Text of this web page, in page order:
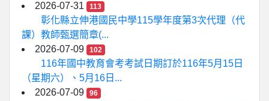
2026-07-31
113
彰化縣立伸港國民中學115學年度第3次代理（代
課）教師甄選簡章(...
2026-07-09
102
116年國中教育會考考試日期訂於116年5月15日
（星期六）、5月16日...
2026-07-09
96